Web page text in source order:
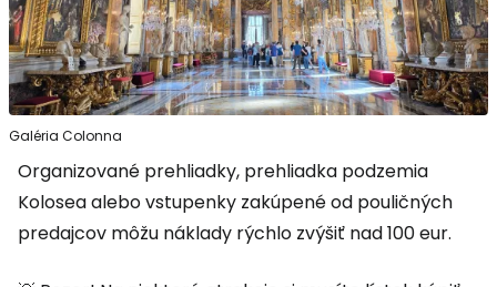
Galéria Colonna
Organizované prehliadky, prehliadka podzemia
Kolosea alebo vstupenky zakúpené od pouličných
predajcov môžu náklady rýchlo zvýšiť nad 100 eur.